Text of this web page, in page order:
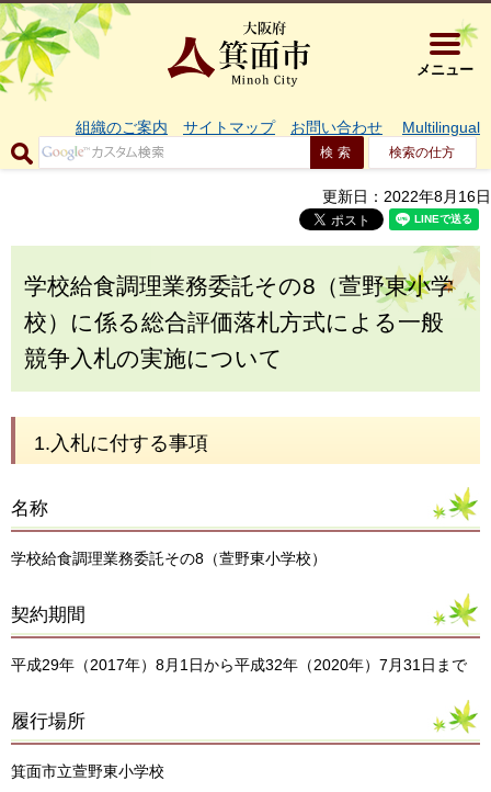
大阪府箕
メニュー
組織のご案内 サイトマップ お問い合わせ Multilingual
検索の仕方
更新日：2022年8月16日
学校給食調理業務委託その8（萱野東小学
校）に係る総合評価落札方式による一般
競争入札の実施について
1.入札に付する事項
名称
学校給食調理業務委託その8（萱野東小学校）
契約期間
平成29年（2017年）8月1日から平成32年（2020年）7月31日まで
履行場所
箕面市立萱野東小学校